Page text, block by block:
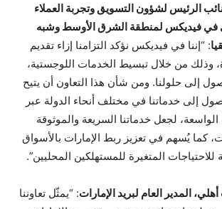
نائب الرئيس لشؤون التسويق وتجربة العملاء
في فيديكس لمنطقة الشرق الأوسط وشبه
: “إننا في فيديكس نؤكد التزامنا إزاء تقديم
وذلك من خلال تبسيط الخدمات اللوجستية،
إلى حلولنا. ومن شأن هذا التعاون أن يتيح
إلى خدماتنا في مختلف أنحاء الدولة عبر
لجعل خدماتنا السريعة والموثوقة
كما يُسهم في تعزيز ربط الإمارات بالأسواق
للاحتياجات المتغيرة للمستهلكين المحليين”.
المدير العام لبريد الإمارات: “يمثّل تعاوننا